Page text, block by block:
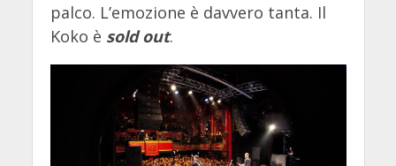
palco. L’emozione è davvero tanta. Il
Koko è sold out.